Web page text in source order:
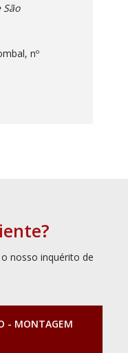
nº
nosso inquérito de
- MONTAGEM